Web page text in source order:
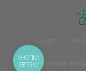
Политика
КНОПКА
ЗВ'ЯЗКУ